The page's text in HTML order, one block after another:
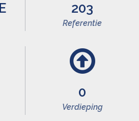
203
Referentie
0
Verdieping